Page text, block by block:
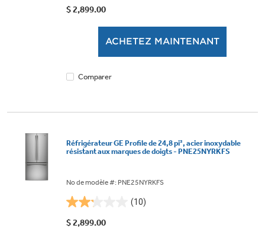
étoile(s)
$ 2,899.00
ACHETEZ MAINTENANT
Comparer
Réfrigérateur GE Profile de 24,8 pi³, acier inoxydable
résistant aux marques de doigts - PNE25NYRKFS
No de modèle #: PNE25NYRKFS
(10)
2.2
étoile(s)
$ 2,899.00